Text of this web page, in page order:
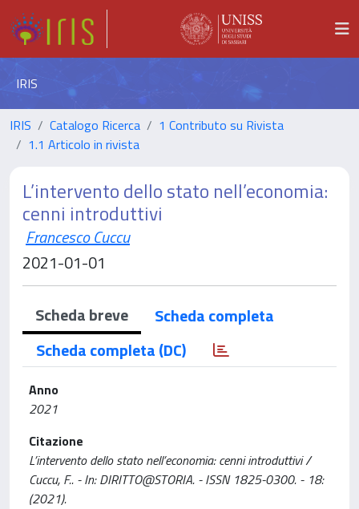
IRIS
IRIS Catalogo Ricerca
1 Contributo su Rivista
1.1 Articolo in rivista
L’intervento dello stato nell’economia:
cenni introduttivi
Francesco Cuccu
2021-01-01
Scheda breve
Scheda completa
Scheda completa (DC)
Anno
2021
Citazione
L’intervento dello stato nell’economia: cenni introduttivi /
Cuccu, F.. - In: DIRITTO@STORIA. - ISSN 1825-0300. - 18:
(2021).